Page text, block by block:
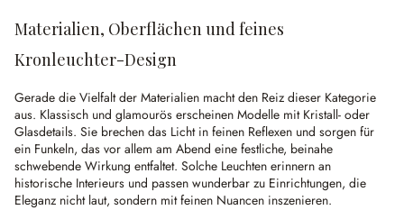
Materialien, Oberflächen und feines
Kronleuchter-Design
Gerade die Vielfalt der Materialien macht den Reiz dieser Kategorie
aus. Klassisch und glamourös erscheinen Modelle mit Kristall- oder
Glasdetails. Sie brechen das Licht in feinen Reflexen und sorgen für
ein Funkeln, das vor allem am Abend eine festliche, beinahe
schwebende Wirkung entfaltet. Solche Leuchten erinnern an
historische Interieurs und passen wunderbar zu Einrichtungen, die
Eleganz nicht laut, sondern mit feinen Nuancen inszenieren.